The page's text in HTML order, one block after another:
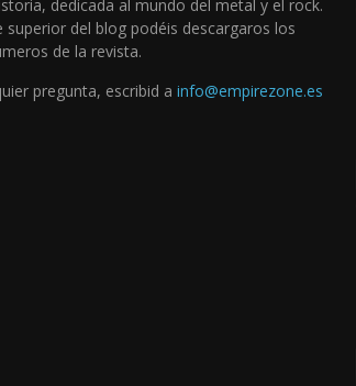
dedicada al mundo del metal y el rock.
superior del blog podéis descargaros los
de la revista.
pregunta, escribid a info@empirezone.es